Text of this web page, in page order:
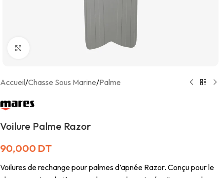
Accueil/Chasse Sous Marine/Palme
Voilure Palme Razor
90,000 DT
Voilures de rechange pour palmes d’apnée Razor. Conçu pour le